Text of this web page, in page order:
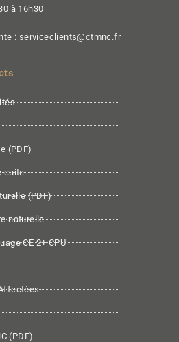
à 16h30
: serviceclients@ctmnc.fr
(PDF)
cuite
(PDF)
naturelle
CE 2+ CPU
(PDF)